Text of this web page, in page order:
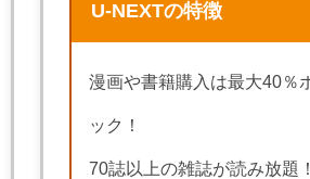
U-NEXTの特徴
漫画や書籍購入は最大40％
ック！
70誌以上の雑誌が読み放題！